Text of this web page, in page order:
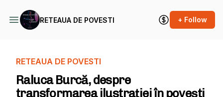
RETEAUA DE POVESTI + Follow
RETEAUA DE POVESTI
Raluca Burcă, despre
transformarea ilustrației în povești